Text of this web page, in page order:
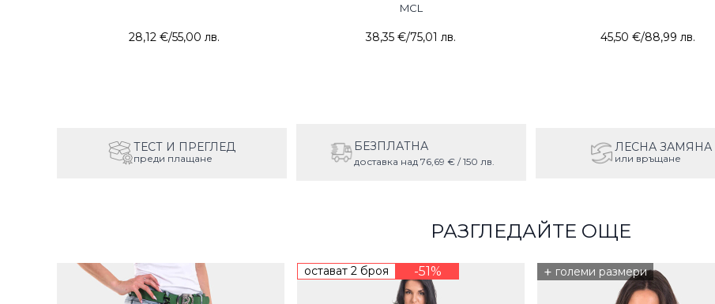
28,12 €/55,00 лв.
MCL
38,35 €/75,01 лв. 45,50 €/88,99 лв.
ТЕСТ И ПРЕГЛЕД
преди плащане
БЕЗПЛАТНА
доставка над 76,69 € / 150 лв.
ЛЕСНА ЗАМЯНА
или връщане
РАЗГЛЕДАЙТЕ ОЩЕ
остават 2 броя -51% + големи размери